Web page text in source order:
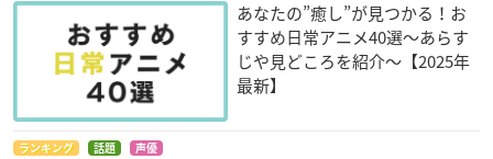
あなたの”癒し”が見つかる！お
すすめ日常アニメ40選～あらす
じや見どころを紹介～【2025年
最新】
ランキング 話題 声優